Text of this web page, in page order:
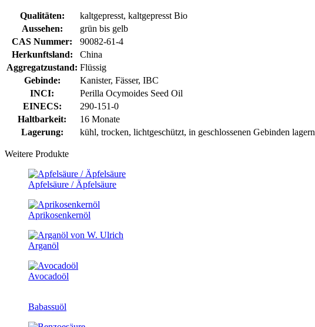
Qualitäten:
kaltgepresst, kaltgepresst Bio
Aussehen:
grün bis gelb
CAS Nummer:
90082-61-4
Herkunftsland:
China
Aggregatzustand: Flüssig
Gebinde:
Kanister, Fässer, IBC
INCI:
Perilla Ocymoides Seed Oil
EINECS:
290-151-0
Haltbarkeit:
16 Monate
Lagerung:
kühl, trocken, lichtgeschützt, in geschlossenen Gebinden lagern
Weitere Produkte
Apfelsäure / Äpfelsäure
Aprikosenkernöl
Arganöl
Avocadoöl
Babassuöl